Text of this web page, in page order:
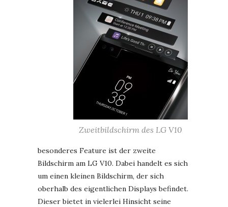
Zweitbildschirm des LG V10
besonderes Feature ist der zweite
Bildschirm am LG V10. Dabei handelt es sich
um einen kleinen Bildschirm, der sich
oberhalb des eigentlichen Displays befindet.
Dieser bietet in vielerlei Hinsicht seine